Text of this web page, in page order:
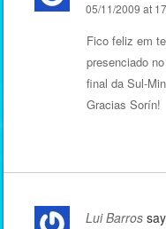
05/11/2009 at
Fico feliz em
presenciado
final da Sul-
Gracias Sorín!
Lui Barros